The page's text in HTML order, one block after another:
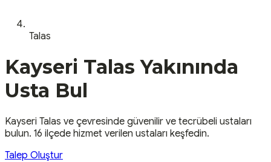
Talas
Kayseri Talas Yakınında
Usta Bul
Kayseri Talas ve çevresinde güvenilir ve tecrübeli ustaları
bulun. 16 ilçede hizmet verilen ustaları keşfedin.
Talep Oluştur